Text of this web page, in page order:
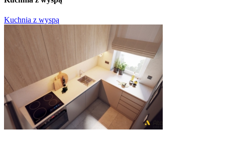
Kuchnia z wyspą